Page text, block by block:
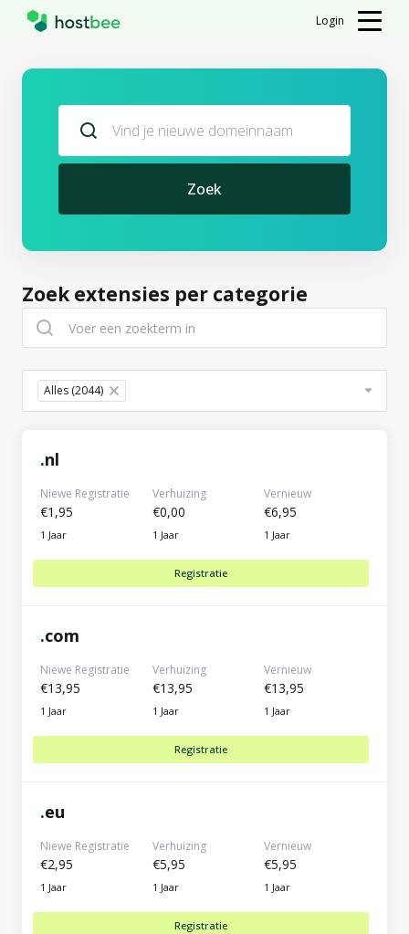
Login
Zoek
Zoek extensies per categorie
Table Filter
Alles (2044) ×
.nl
Niewe Registratie
€1,95
1 Jaar
Verhuizing
€0,00
1 Jaar
Vernieuw
€6,95
1 Jaar
Registratie
.com
Niewe Registratie
€13,95
1 Jaar
Verhuizing
€13,95
1 Jaar
Vernieuw
€13,95
1 Jaar
Registratie
.eu
Niewe Registratie
€2,95
1 Jaar
Verhuizing
€5,95
1 Jaar
Vernieuw
€5,95
1 Jaar
Registratie